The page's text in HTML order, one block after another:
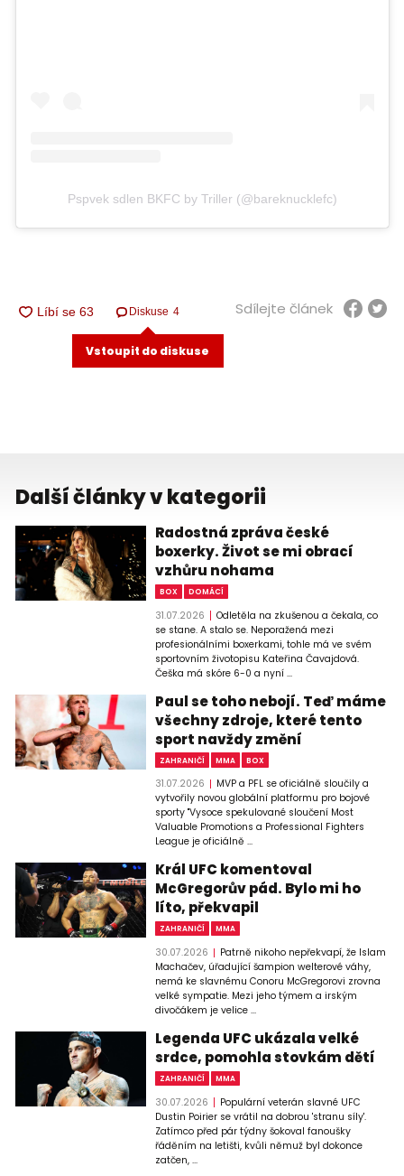
Pspvek sdlen BKFC by Triller (@bareknucklefc)
Diskuse 4
Vstoupit do diskuse
Sdílejte článek
Další články v kategorii
Radostná zpráva české
boxerky. Život se mi obrací
vzhůru nohama
BOX DOMÁCÍ
31.07.2026
Odletěla na zkušenou a čekala, co
se stane. A stalo se. Neporažená mezi
profesionálními boxerkami, tohle má ve svém
sportovním životopisu Kateřina Čavajdová.
Češka má skóre 6-0 a nyní ...
Paul se toho nebojí. Teď máme
všechny zdroje, které tento
sport navždy změní
ZAHRANIČÍ MMA BOX
31.07.2026
MVP a PFL se oficiálně sloučily a
vytvořily novou globální platformu pro bojové
sporty "Vysoce spekulované sloučení Most
Valuable Promotions a Professional Fighters
League je oficiálně ...
Král UFC komentoval
McGregorův pád. Bylo mi ho
líto, překvapil
ZAHRANIČÍ MMA
30.07.2026
Patrně nikoho nepřekvapí, že Islam
Machačev, úřadující šampion welterové váhy,
nemá ke slavnému Conoru McGregorovi zrovna
velké sympatie. Mezi jeho týmem a irským
divočákem je velice ...
Legenda UFC ukázala velké
srdce, pomohla stovkám dětí
ZAHRANIČÍ MMA
30.07.2026
Populární veterán slavné UFC
Dustin Poirier se vrátil na dobrou 'stranu síly'.
Zatímco před pár týdny šokoval fanoušky
řáděním na letišti, kvůli němuž byl dokonce
zatčen, ...